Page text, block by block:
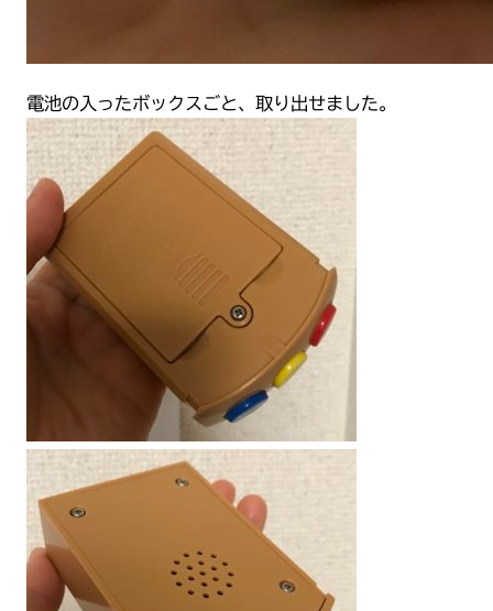
電池の入ったボックスごと、取り出せました。